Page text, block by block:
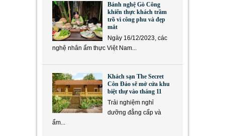
Bánh nghệ Gò Công
khiến thực khách trầm
trồ vì công phu và đẹp
mắt
Ngày 16/12/2023, các
nghệ nhân ẩm thực Việt Nam...
Khách sạn The Secret
Côn Đảo sẽ mở cửa khu
biệt thự vào tháng 11
Trải nghiệm nghỉ
dưỡng đẳng cấp và
ẩm...